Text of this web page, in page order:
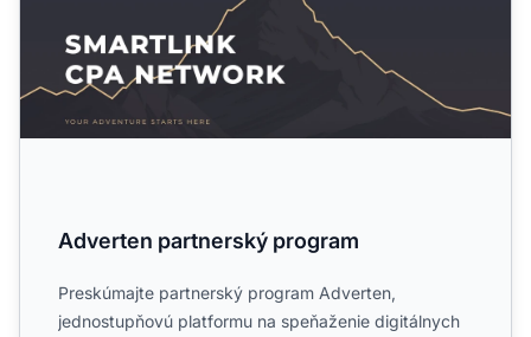
Adverten partnerský program
Preskúmajte partnerský program Adverten,
jednostupňovú platformu na speňaženie digitálnych